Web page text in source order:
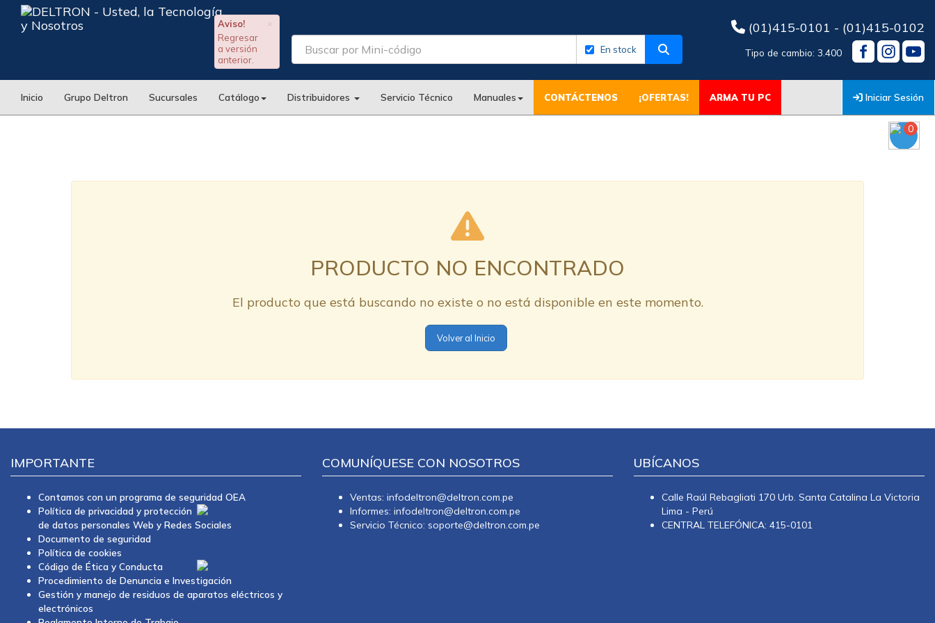
×
Aviso!
Regresar
a versión
anterior.
En stock
(01)415-0101 - (01)415-0102
Tipo de cambio: 3.400
Inicio Grupo Deltron Sucursales Catálogo Distribuidores Servicio Técnico Manuales CONTÁCTENOS ¡OFERTAS! ARMA TU PC Iniciar Sesión
0
PRODUCTO NO ENCONTRADO
El producto que está buscando no existe o no está disponible en este momento.
Volver al Inicio
IMPORTANTE
Contamos con un programa de seguridad OEA
Política de privacidad y protección
de datos personales Web y Redes Sociales
Documento de seguridad
Política de cookies
Código de Ética y Conducta
Procedimiento de Denuncia e Investigación
Gestión y manejo de residuos de aparatos eléctricos y
electrónicos
COMUNÍQUESE CON NOSOTROS
Ventas: infodeltron@deltron.com.pe
Informes: infodeltron@deltron.com.pe
Servicio Técnico: soporte@deltron.com.pe
UBÍCANOS
Calle Raúl Rebagliati 170 Urb. Santa Catalina La Victoria
Lima - Perú
CENTRAL TELEFÓNICA: 415-0101